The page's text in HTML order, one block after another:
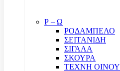
Ρ – Ω
ΡΟΔΑΜΠΕΛΟ
ΣΕΙΤΑΝΙΔΗ
ΣΙΓΑΛΑ
ΣΚΟΥΡΑ
ΤΕΧΝΗ ΟΙΝΟΥ